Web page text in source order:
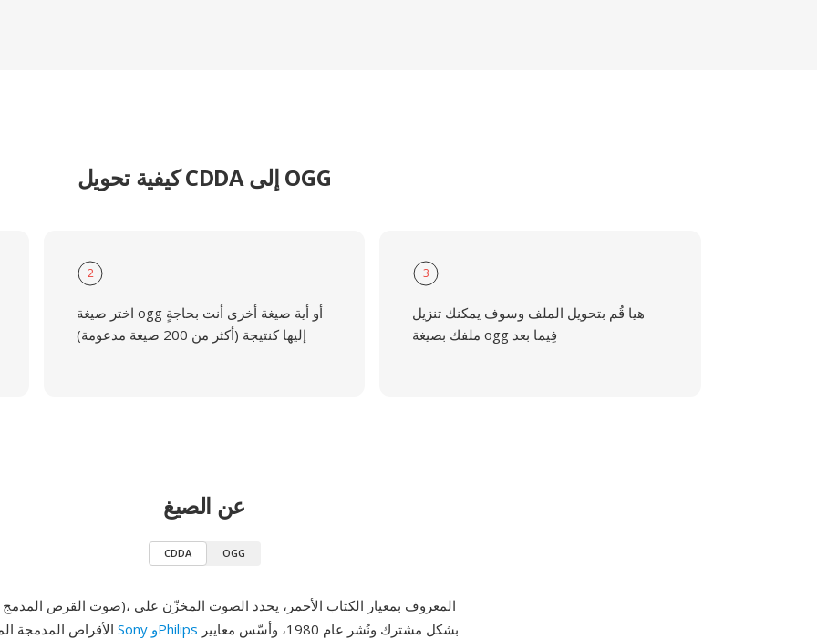
كيفية تحويل CDDA إلى OGG
2
اختر صيغة ogg أو أية صيغة أخرى أنت بحاجةٍ
إليها كنتيجة (أكثر من 200 صيغة مدعومة)
3
هيا قُم بتحويل الملف وسوف يمكنك تنزيل
ملفك بصيغة ogg فِيما بعد
عن الصيغ
CDDA OGG
Sony وPhilips